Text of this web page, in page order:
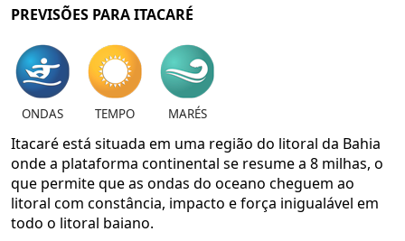
PREVISÕES PARA ITACARÉ
ONDAS TEMPO MARÉS
Itacaré está situada em uma região do litoral da Bahia
onde a plataforma continental se resume a 8 milhas, o
que permite que as ondas do oceano cheguem ao
litoral com constância, impacto e força inigualável em
todo o litoral baiano.